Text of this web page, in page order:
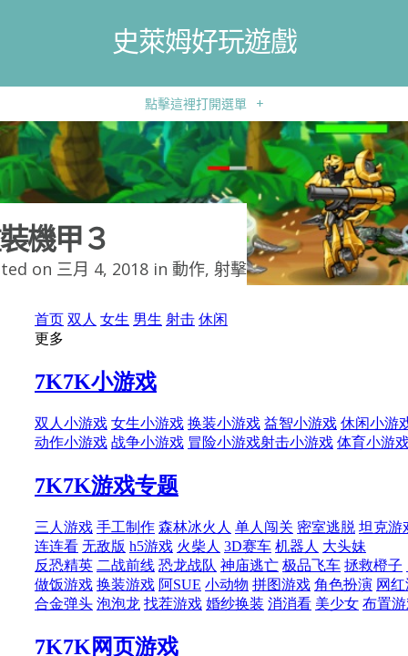
史萊姆好玩遊戲
點擊這裡打開選單 +
機甲３
on 三月 4, 2018 in 動作, 射擊